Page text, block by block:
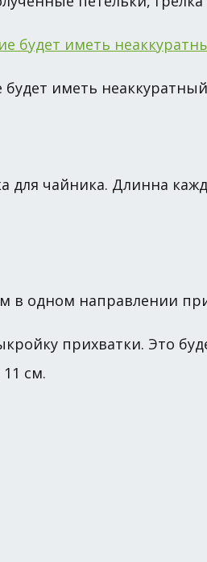
будет иметь
для чайника. Длинна
в одном направлении
прихватки. Это
см.